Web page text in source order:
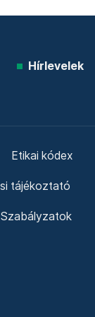
Hírlevelek
Etikai kódex
tájékoztató
Szabályzatok